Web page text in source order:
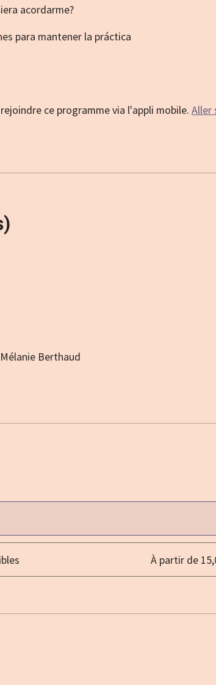
acordarme?
para mantener la práctica
ce programme via l'appli mobile. Aller
Berthaud
À partir de